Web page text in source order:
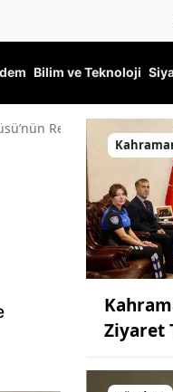
Bilim ve Teknoloji
Restorasyonu
Ziyaret